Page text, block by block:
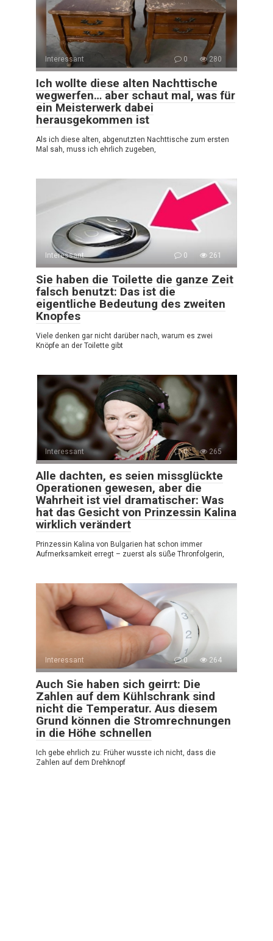
Interessant 0 280
Ich wollte diese alten Nachttische
wegwerfen… aber schaut mal, was für
ein Meisterwerk dabei
herausgekommen ist
Als ich diese alten, abgenutzten Nachttische zum ersten
Mal sah, muss ich ehrlich zugeben,
Interessant 0 261
Sie haben die Toilette die ganze Zeit
falsch benutzt: Das ist die
eigentliche Bedeutung des zweiten
Knopfes
Viele denken gar nicht darüber nach, warum es zwei
Knöpfe an der Toilette gibt
Interessant 0 265
Alle dachten, es seien missglückte
Operationen gewesen, aber die
Wahrheit ist viel dramatischer: Was
hat das Gesicht von Prinzessin Kalina
wirklich verändert
Prinzessin Kalina von Bulgarien hat schon immer
Aufmerksamkeit erregt – zuerst als süße Thronfolgerin,
Interessant 0 264
Auch Sie haben sich geirrt: Die
Zahlen auf dem Kühlschrank sind
nicht die Temperatur. Aus diesem
Grund können die Stromrechnungen
in die Höhe schnellen
Ich gebe ehrlich zu: Früher wusste ich nicht, dass die
Zahlen auf dem Drehknopf